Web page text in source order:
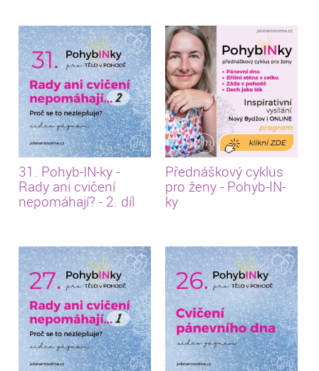
31. Pohyb-IN-ky -
Rady ani cvičení
nepomáhají? - 2. díl
Přednáškový cyklus
pro ženy - Pohyb-IN-
ky